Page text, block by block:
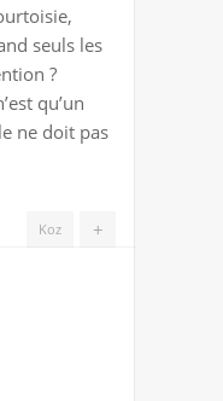
seuls les
?
qu’un
ne doit pas
+
Koz